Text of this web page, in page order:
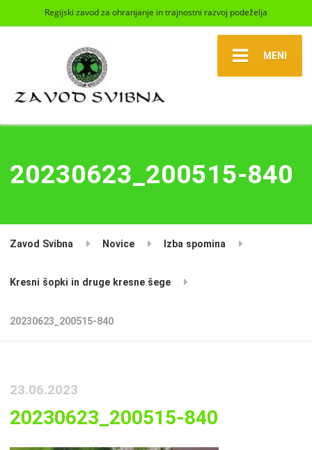
Regijski zavod za ohranjanje in trajnostni razvoj podeželja
MENI
20230623_200515-840
Zavod Svibna Novice Izba spomina
Kresni šopki in druge kresne šege
20230623_200515-840
23.06.2023
20230623_200515-840